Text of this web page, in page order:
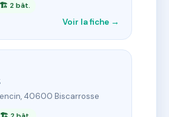
🏗 2 bât.
Voir la fiche →
40600 Biscarrosse